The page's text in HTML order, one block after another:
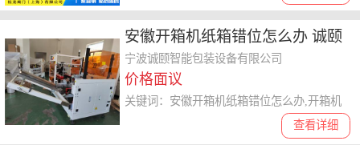
安徽开箱机纸箱错位怎么办 诚颐
包装 宁波诚颐智能包装设备供应
宁波诚颐智能包装设备有限公司
价格面议
查看详细
关键词：安徽开箱机纸箱错位怎么办,开箱机